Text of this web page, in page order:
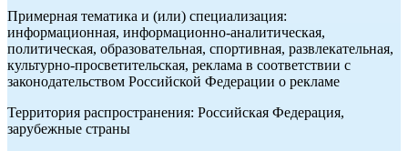
Примерная тематика и (или) специализация:
информационная, информационно-аналитическая,
политическая, образовательная, спортивная, развлекательная,
культурно-просветительская, реклама в соответствии с
законодательством Российской Федерации о рекламе
Территория распространения: Российская Федерация,
зарубежные страны